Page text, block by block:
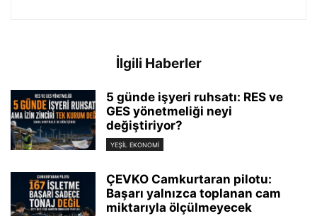
İlgili Haberler
5 günde işyeri ruhsatı: RES ve
GES yönetmeliği neyi
değiştiriyor?
YEŞIL EKONOMI
ÇEVKO Camkurtaran pilotu:
Başarı yalnızca toplanan cam
miktarıyla ölçülmeyecek